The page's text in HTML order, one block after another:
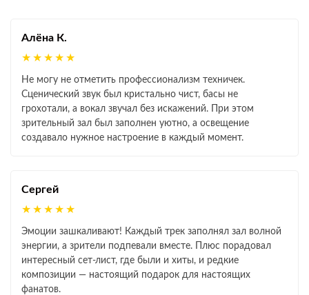
Алёна К.
★★★★★
Не могу не отметить профессионализм техничек.
Сценический звук был кристально чист, басы не
грохотали, а вокал звучал без искажений. При этом
зрительный зал был заполнен уютно, а освещение
создавало нужное настроение в каждый момент.
Сергей
★★★★★
Эмоции зашкаливают! Каждый трек заполнял зал волной
энергии, а зрители подпевали вместе. Плюс порадовал
интересный сет‑лист, где были и хиты, и редкие
композиции — настоящий подарок для настоящих
фанатов.